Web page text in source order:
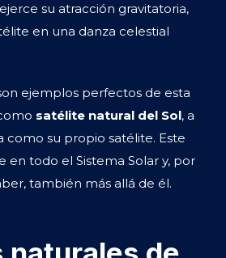
su atracción gravitatoria,
en una danza celestial
ejemplos perfectos de esta
satélite natural del Sol, a
como su propio satélite. Este
en todo el Sistema Solar y, por
también más allá de él.